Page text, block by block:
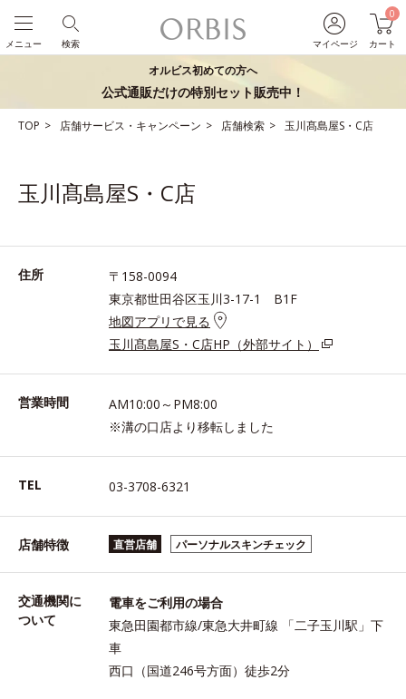
マイページ
0
カート
検索
メニュー
オルビス初めての方へ
公式通販だけの特別セット販売中！
TOP 店舗サービス・キャンペーン 店舗検索 玉川髙島屋S・C店
玉川髙島屋S・C店
住所
〒158-0094
東京都世田谷区玉川3-17-1 B1F
地図アプリで見る
玉川髙島屋S・C店HP（外部サイト）
営業時間
AM10:00～PM8:00
※溝の口店より移転しました
TEL 03-3708-6321
店舗特徴 直営店舗 パーソナルスキンチェック
交通機関に
ついて
電車をご利用の場合
東急田園都市線/東急大井町線 「二子玉川駅」下
車
西口（国道246号方面）徒歩2分